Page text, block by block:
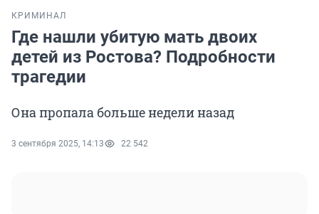
КРИМИНАЛ
Где нашли убитую мать двоих
детей из Ростова? Подробности
трагедии
Она пропала больше недели назад
3 сентября 2025, 14:13 22 542